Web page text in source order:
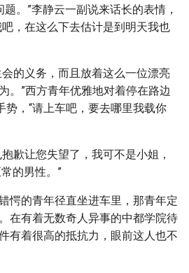
。”李静云一副说来话长的表情，
，在这么下去估计是到明天我也
的义务，而且放着这么一位漂亮
。”西方青年优雅地对着停在路边
势，“请上车吧，要去哪里我载你
歉让您失望了，我可不是小姐，
的男性。”
愕的青年径直坐进车里，那青年定
在有着无数奇人异事的中都学院待
有着很高的抵抗力，眼前这人也不